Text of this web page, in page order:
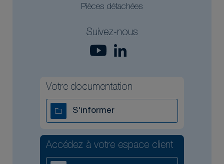
Pièces détachées
Suivez-nous
Votre documentation
S'informer
Accédez à votre espace client